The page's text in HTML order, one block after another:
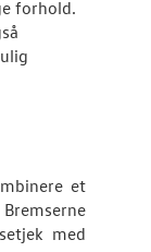
forhold.
et
med